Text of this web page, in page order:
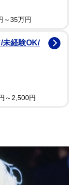
～35万円
未経験OK/
～2,500円